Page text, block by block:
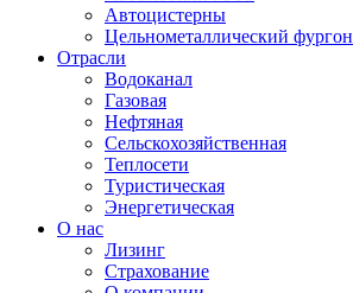
Автоцистерны
Цельнометаллический фургон
Отрасли
Водоканал
Газовая
Нефтяная
Сельскохозяйственная
Теплосети
Туристическая
Энергетическая
О нас
Лизинг
Страхование